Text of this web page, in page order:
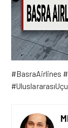
#BasraAirlines